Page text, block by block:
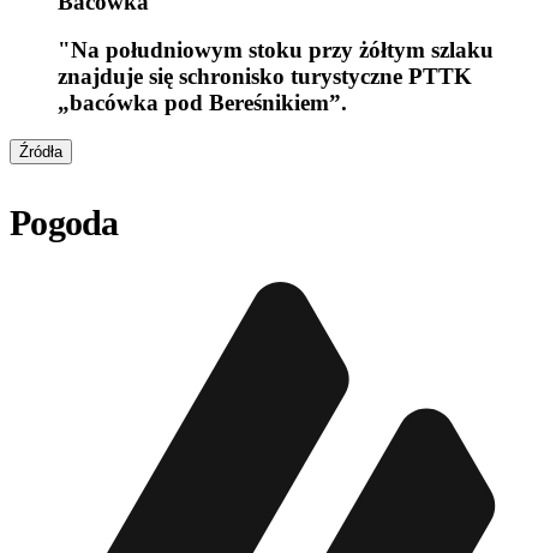
"Na południowym stoku przy żółtym szlaku
znajduje się schronisko turystyczne PTTK
„bacówka pod Bereśnikiem”.
Źródła
Pogoda